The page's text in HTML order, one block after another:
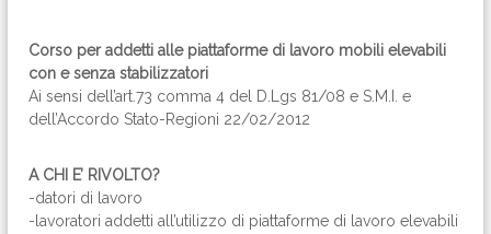
Corso per addetti alle piattaforme di lavoro mobili elevabili
con e senza stabilizzatori
Ai sensi dell’art.73 comma 4 del D.Lgs 81/08 e S.M.I. e
dell’Accordo Stato-Regioni 22/02/2012
A CHI E’ RIVOLTO?
-datori di lavoro
-lavoratori addetti all’utilizzo di piattaforme di lavoro elevabili